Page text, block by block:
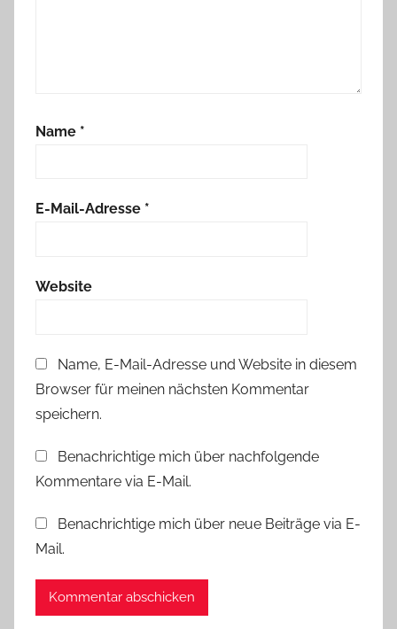
i
W
s
a
r
m
a
n
Name *
E-Mail-Adresse *
Website
Name, E-Mail-Adresse und Website in diesem
Browser für meinen nächsten Kommentar
speichern.
Benachrichtige mich über nachfolgende
Kommentare via E-Mail.
Benachrichtige mich über neue Beiträge via E-
Mail.